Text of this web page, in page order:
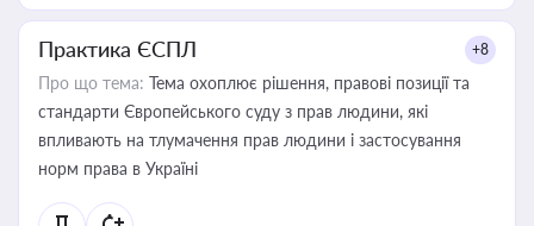
Практика ЄСПЛ +8
Про що тема: Тема охоплює рішення, правові позиції та
стандарти Європейського суду з прав людини, які
впливають на тлумачення прав людини і застосування
норм права в Україні